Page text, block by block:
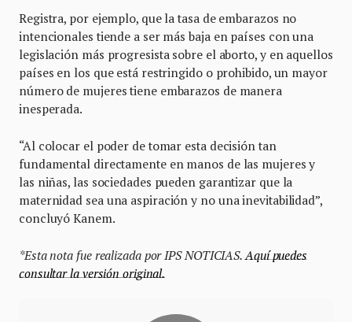
Registra, por ejemplo, que la tasa de embarazos no
intencionales tiende a ser más baja en países con una
legislación más progresista sobre el aborto, y en aquellos
países en los que está restringido o prohibido, un mayor
número de mujeres tiene embarazos de manera
inesperada.
“Al colocar el poder de tomar esta decisión tan
fundamental directamente en manos de las mujeres y
las niñas, las sociedades pueden garantizar que la
maternidad sea una aspiración y no una inevitabilidad”,
concluyó Kanem.
*Esta nota fue realizada por IPS NOTICIAS. Aquí puedes
consultar la versión original.